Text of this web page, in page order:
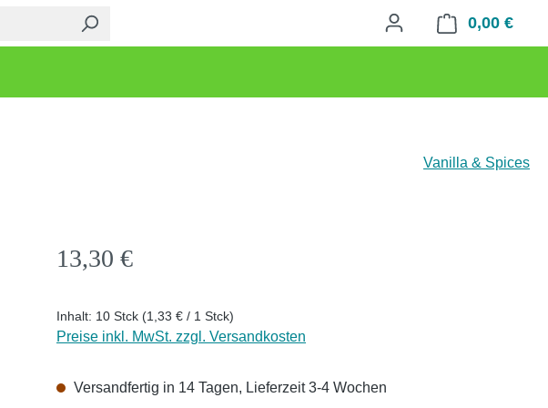
0,00 €
Vanilla & Spices
Regulärer Preis:
13,30 €
Inhalt: 10 Stck (1,33 € / 1 Stck)
Preise inkl. MwSt. zzgl. Versandkosten
Versandfertig in 14 Tagen, Lieferzeit 3-4 Wochen